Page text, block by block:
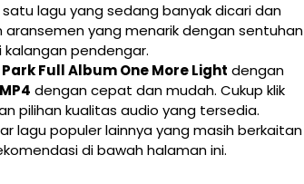
lagu yang sedang banyak dicari dan
yang menarik dengan sentuhan
pendengar.
Park Full Album One More Light dengan
MP4 dengan cepat dan mudah. Cukup klik
pilihan kualitas audio yang tersedia.
lagu populer lainnya yang masih berkaitan
di bawah halaman ini.